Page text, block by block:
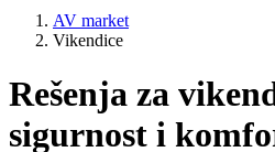
AV market
Vikendice
Rešenja za
sigurnost i